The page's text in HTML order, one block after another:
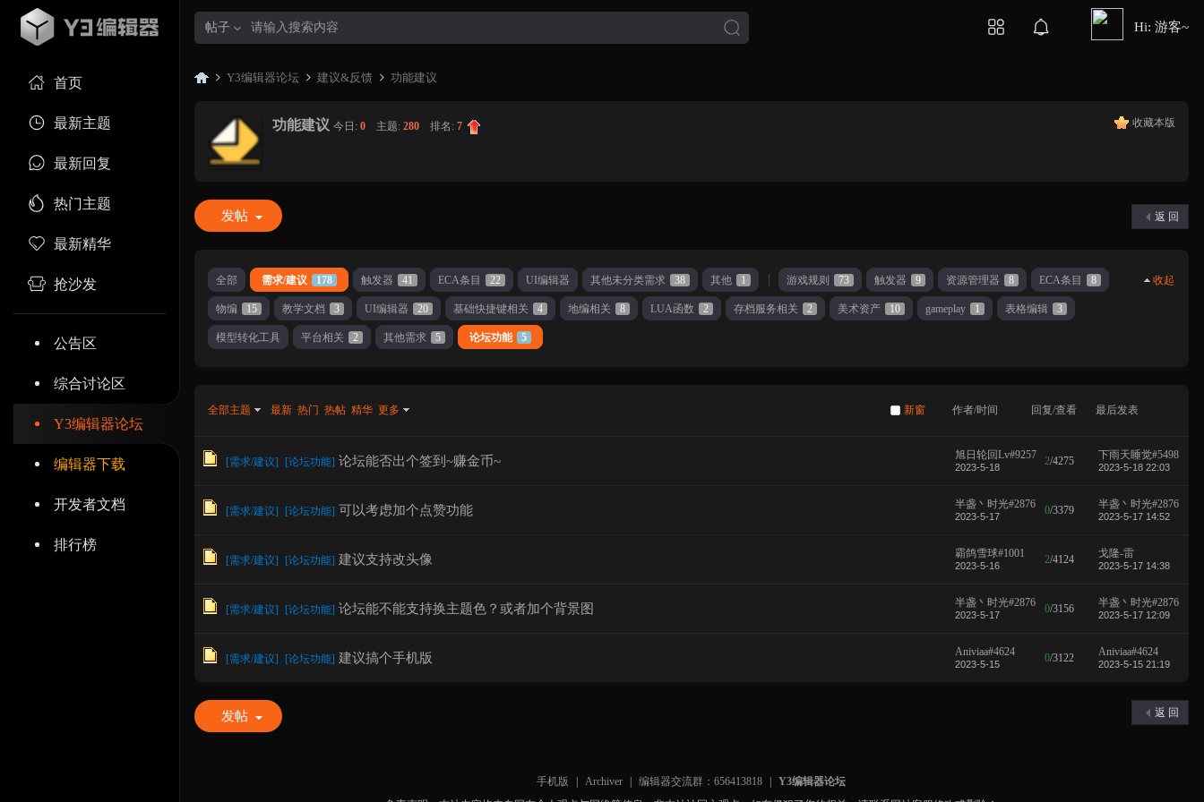
首页
最新主题
最新回复
热门主题
最新精华
抢沙发
公告区
综合讨论区
Y3编辑器论坛
编辑器下载
开发者文档
排行榜
帖子 Hi: 游客~
辑
»
Y3编辑器论坛 建议&反馈 功能建议
收藏本版
功能建议 今日:0 主题:280 排名:7
返 回
发帖
收起
全部 需求/建议 178 触发器 41 ECA条目 22 UI编辑器 其他未分类需求 38 其他 1 游戏规则 73 触发器 9 资源管理器 8 ECA条目 8
物编 15 教学文档 3 UI编辑器 20 基础快捷键相关 4 地编相关 8 LUA函数 2 存档服务相关 2 美术资产 10 gameplay 1 表格编辑 3
模型转化工具 平台相关 2 其他需求 5 论坛功能 5
新窗
全部主题 最新 热门 热帖 精华 更多 作者/时间 回复/查看 最后发表
[需求/建议] [论坛功能] 论坛能否出个签到~赚金币~ 旭日轮回Lv#9257
2023-5-18 2/4275 下雨天睡觉#5498
2023-5-18 22:03
[需求/建议] [论坛功能] 可以考虑加个点赞功能 半盏丶时光#2876
2023-5-17 0/3379 半盏丶时光#2876
2023-5-17 14:52
[需求/建议] [论坛功能] 建议支持改头像 霸鸽雪球#1001
2023-5-16 2/4124 戈隆-雷
2023-5-17 14:38
[需求/建议] [论坛功能] 论坛能不能支持换主题色？或者加个背景图 半盏丶时光#2876
2023-5-17 0/3156 半盏丶时光#2876
2023-5-17 12:09
[需求/建议] [论坛功能] 建议搞个手机版 Aniviaa#4624
2023-5-15 0/3122 Aniviaa#4624
2023-5-15 21:19
返 回
发帖
手机版 Archiver 编辑器交流群：656413818
Y3编辑器论坛